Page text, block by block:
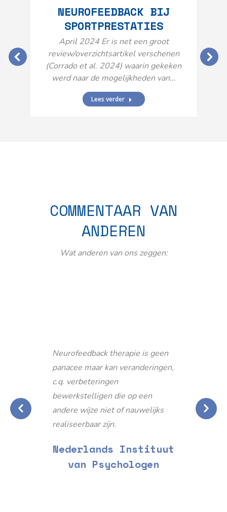
NEUROFEEDBACK BIJ
SPORTPRESTATIES
April 2024 Er is net een groot
review/overzichtsartikel verschenen
(Corrado et al. 2024) waarin gekeken
werd naar de mogelijkheden van…
Lees verder
COMMENTAAR VAN
ANDEREN
Wat anderen van ons zeggen:
Neurofeedback therapie is geen
panacee maar kan veranderingen,
c.q. verbeteringen
bewerkstelligen die op een
andere wijze niet of nauwelijks
realiseerbaar zijn.
Nederlands Instituut
van Psychologen